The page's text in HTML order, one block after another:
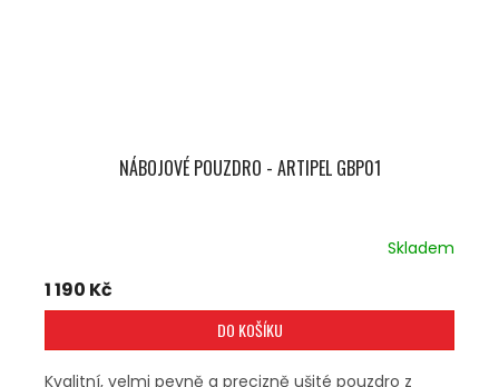
NÁBOJOVÉ POUZDRO - ARTIPEL GBP01
Skladem
1 190 Kč
DO KOŠÍKU
Kvalitní, velmi pevně a precizně ušité pouzdro z